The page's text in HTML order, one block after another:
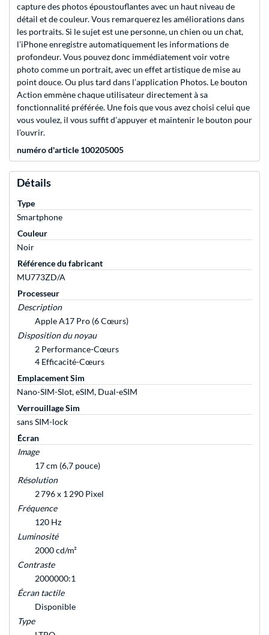
capture des photos époustouflantes avec un haut niveau de
détail et de couleur. Vous remarquerez les améliorations dans
les portraits. Si le sujet est une personne, un chien ou un chat,
l’iPhone enregistre automatiquement les informations de
profondeur. Vous pouvez donc immédiatement voir votre
photo comme un portrait, avec un effet artistique de mise au
point douce. Ou plus tard dans l’application Photos. Le bouton
Action emmène chaque utilisateur directement à sa
fonctionnalité préférée. Une fois que vous avez choisi celui que
vous voulez, il vous suffit d’appuyer et maintenir le bouton pour
l’ouvrir.
numéro d'article 100205005
Détails
Type
Smartphone
Couleur
Noir
Référence du fabricant
MU773ZD/A
Processeur
Description
Apple A17 Pro (6 Cœurs)
Disposition du noyau
2 Performance-Cœurs
4 Efficacité-Cœurs
Emplacement Sim
Nano-SIM-Slot, eSIM, Dual-eSIM
Verrouillage Sim
sans SIM-lock
Écran
Image
17 cm (6,7 pouce)
Résolution
2 796 x 1 290 Pixel
Fréquence
120 Hz
Luminosité
2000 cd/m²
Contraste
2000000:1
Écran tactile
Disponible
Type